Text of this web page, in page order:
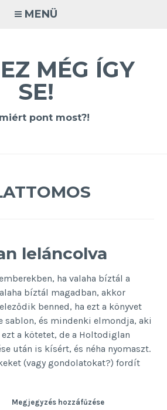
MENÜ
MÉG ÍGY
SE!
pont most?!
leláncolva
ha valaha bíztál a
bíztál magadban, akkor
benned, ha ezt a könyvet
sablon, és mindenki elmondja, aki
a kötetet, de a Holtodiglan
után is kísért, és néha nyomaszt.
(vagy gondolatokat?) fordít
Megjegyzés hozzáfűzése